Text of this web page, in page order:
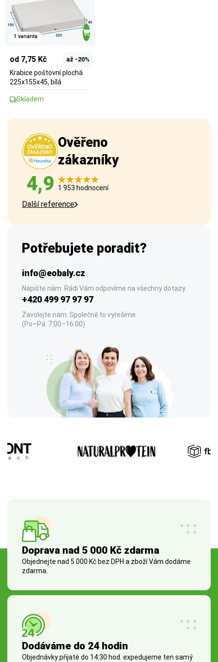
1 varianta
od 7,75 Kč až -20%
Krabice poštovní plochá
225x155x45, bílá
Skladem
Ověřeno
zákazníky
4,9 1 953 hodnocení
Další reference
Potřebujete poradit?
info@eobaly.cz
Napište nám. Rádi Vám odpovíme na všechny dotazy.
+420 499 97 97 97
Zavolejte nám. Společně to vyřešíme.
(Po–Pá: 7:00–16:00)
Doprava nad 5 000 Kč zdarma
Objednejte nad 5 000 Kč bez DPH a zboží Vám dodáme
zdarma.
Dodáváme do 24 hodin
Objednávky přijaté do 14:30 hod. expedujeme ten samý